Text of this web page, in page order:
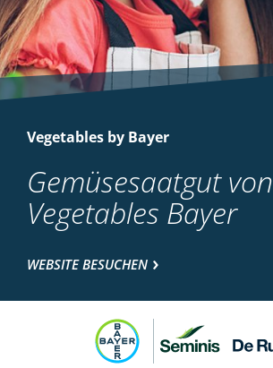
Vegetables by Bayer
Gemüsesaatgut von
Vegetables Bayer
WEBSITE BESUCHEN